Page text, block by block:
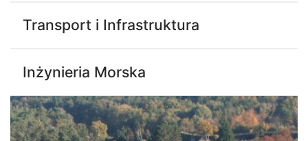
Transport i Infrastruktura
Inżynieria Morska